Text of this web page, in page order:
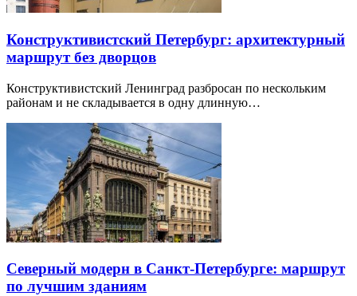
Конструктивистский Петербург: архитектурный
маршрут без дворцов
Конструктивистский Ленинград разбросан по нескольким
районам и не складывается в одну длинную…
Северный модерн в Санкт-Петербурге: маршрут
по лучшим зданиям